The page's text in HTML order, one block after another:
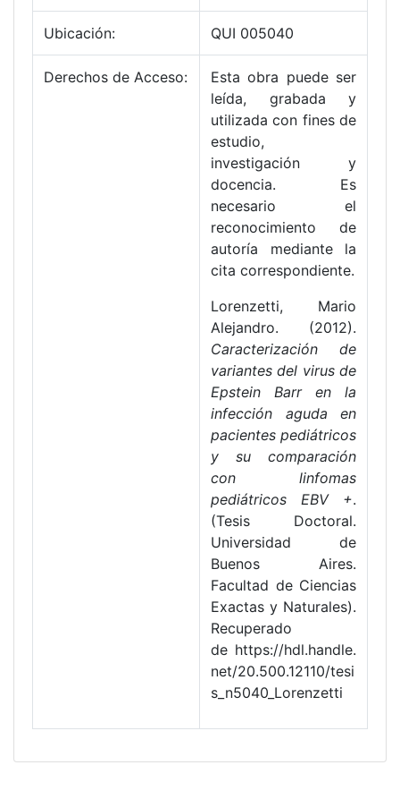
Ubicación: QUI 005040
Derechos de Acceso:
Esta obra puede ser
leída, grabada y
utilizada con fines de
estudio,
investigación y
docencia. Es
necesario el
reconocimiento de
autoría mediante la
cita correspondiente.
Lorenzetti, Mario
Alejandro. (2012).
Caracterización de
variantes del virus de
Epstein Barr en la
infección aguda en
pacientes pediátricos
y su comparación
con linfomas
pediátricos EBV +.
(Tesis Doctoral.
Universidad de
Buenos Aires.
Facultad de Ciencias
Exactas y Naturales).
Recuperado
de https://hdl.handle.
net/20.500.12110/tesi
s_n5040_Lorenzetti